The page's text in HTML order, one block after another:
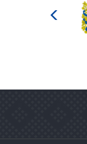
культуры
Российской